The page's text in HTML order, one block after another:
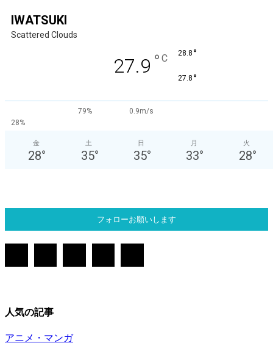
IWATSUKI
Scattered Clouds
27.9 ° C 28.8 °
27.8 °
79%
0.9m/s
28%
金
28°
土
35°
日
35°
月
33°
火
28°
フォローお願いします
人気の記事
アニメ・マンガ